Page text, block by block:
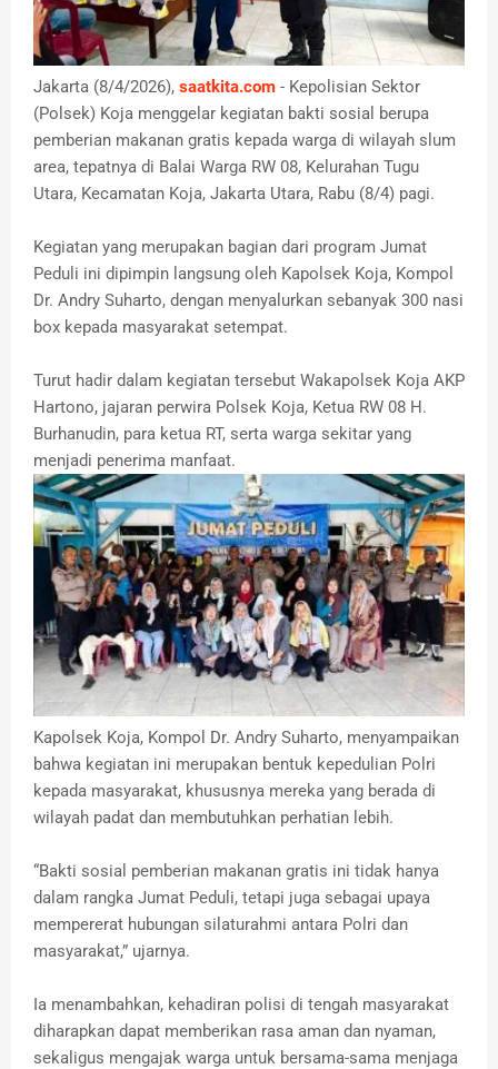
Jakarta (8/4/2026), saatkita.com - Kepolisian Sektor
(Polsek) Koja menggelar kegiatan bakti sosial berupa
pemberian makanan gratis kepada warga di wilayah slum
area, tepatnya di Balai Warga RW 08, Kelurahan Tugu
Utara, Kecamatan Koja, Jakarta Utara, Rabu (8/4) pagi.
Kegiatan yang merupakan bagian dari program Jumat
Peduli ini dipimpin langsung oleh Kapolsek Koja, Kompol
Dr. Andry Suharto, dengan menyalurkan sebanyak 300 nasi
box kepada masyarakat setempat.
Turut hadir dalam kegiatan tersebut Wakapolsek Koja AKP
Hartono, jajaran perwira Polsek Koja, Ketua RW 08 H.
Burhanudin, para ketua RT, serta warga sekitar yang
menjadi penerima manfaat.
Kapolsek Koja, Kompol Dr. Andry Suharto, menyampaikan
bahwa kegiatan ini merupakan bentuk kepedulian Polri
kepada masyarakat, khususnya mereka yang berada di
wilayah padat dan membutuhkan perhatian lebih.
“Bakti sosial pemberian makanan gratis ini tidak hanya
dalam rangka Jumat Peduli, tetapi juga sebagai upaya
mempererat hubungan silaturahmi antara Polri dan
masyarakat,” ujarnya.
Ia menambahkan, kehadiran polisi di tengah masyarakat
diharapkan dapat memberikan rasa aman dan nyaman,
sekaligus mengajak warga untuk bersama-sama menjaga